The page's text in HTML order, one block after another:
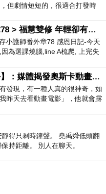
但劇情短短的，很適合打發時
小護師番外章78 > 福慧雙修 年輕卻有個老靈魂 ㄑ金剛經〉podcast
小護師番外章78 感恩日記-今天
為選課燒腦,line A梳爬, 上完失
【電影圈八卦】：媒體揭發奧斯卡動畫項目投票醜聞！好萊塢為什麼看不起動畫電影？
發現，有一種人真的很神奇，如
昨天去看動畫電影」，他就會露
，然後問你是不是陪小
得只剩時鐘聲。 堯禹舜低頭翻
持距離。 別人在聊天。